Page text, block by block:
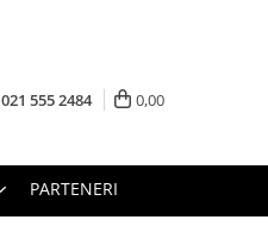
021 555 2484 0,00
PARTENERI